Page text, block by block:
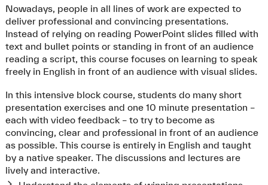
Nowadays, people in all lines of work are expected to
deliver professional and convincing presentations.
Instead of relying on reading PowerPoint slides filled with
text and bullet points or standing in front of an audience
reading a script, this course focuses on learning to speak
freely in English in front of an audience with visual slides.
In this intensive block course, students do many short
presentation exercises and one 10 minute presentation –
each with video feedback – to try to become as
convincing, clear and professional in front of an audience
as possible. This course is entirely in English and taught
by a native speaker. The discussions and lectures are
lively and interactive.